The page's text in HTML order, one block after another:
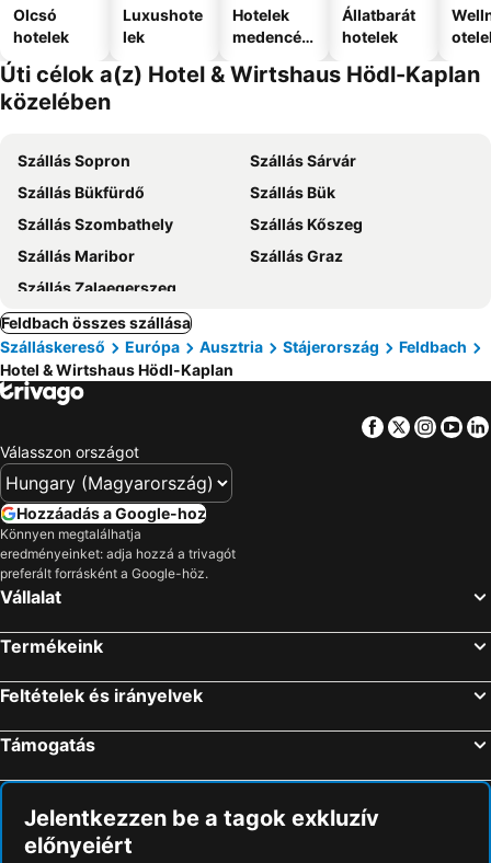
Olcsó
hotelek
Luxushote
lek
Hotelek
medencév
Állatbarát
hotelek
Úti célok a(z) Hotel & Wirtshaus Hödl-Kaplan
közelében
Szállás Sopron
Szállás Sárvár
Szállás Bükfürdő
Szállás Bük
Szállás Szombathely
Szállás Kőszeg
Szállás Maribor
Szállás Graz
Szállás Zalaegerszeg
Feldbach összes szállása
Szálláskereső
Európa Ausztria Stájerország
Feldbach
Hotel & Wirtshaus Hödl-Kaplan
Facebook
Twitter
Válasszon országot
Hozzáadás a Google-hoz
Könnyen megtalálhatja
eredményeinket: adja hozzá a trivagót
preferált forrásként a Google-höz.
Vállalat
Termékeink
Feltételek és irányelvek
Támogatás
Jelentkezzen be a tagok exkluzív
előnyeiért